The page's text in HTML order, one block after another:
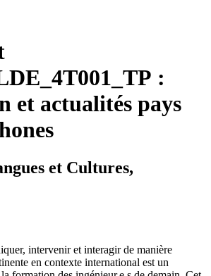
:
et actualités pays
et Cultures,
intervenir et interagir de manière
en contexte international est un